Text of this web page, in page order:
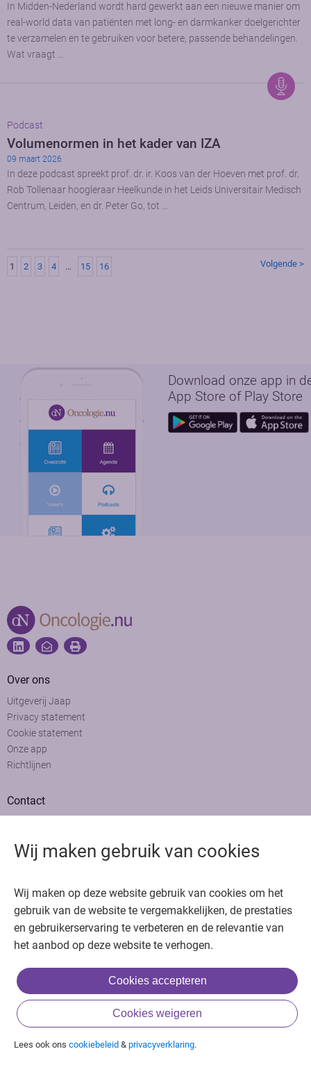
Wij maken gebruik van cookies
Wij maken op deze website gebruik van cookies om het
gebruik van de website te vergemakkelijken, de prestaties
en gebruikerservaring te verbeteren en de relevantie van
het aanbod op deze website te verhogen.
Cookies accepteren
Cookies weigeren
Lees ook ons cookiebeleid & privacyverklaring.
Bedankt voor het bezoeken van Oncologie.nu
Krijg gratis toegang in 30 seconden of log in om verder te gaan
of
Inloggen met BIG & achternaam
Inloggen met een account
In Midden-Nederland wordt hard gewerkt aan een nieuwe manier om
real-world data van patiënten met long- en darmkanker doelgerichter
te verzamelen en te gebruiken voor betere, passende behandelingen.
Wat vraagt …
Podcast
Volumenormen in het kader van IZA
09 maart 2026
In deze podcast spreekt prof. dr. ir. Koos van der Hoeven met prof. dr.
Rob Tollenaar hoogleraar Heelkunde in het Leids Universitair Medisch
Centrum, Leiden, en dr. Peter Go, tot …
1 2 3 4 … 15 16 Volgende >
Download onze app in
App Store of Play Store
Over ons
Uitgeverij Jaap
Privacy statement
Cookie statement
Onze app
Richtlijnen
Contact
Adverteren
Copyright © 2026. Uitgeverij Jaap. Alle rechten voorbehouden.